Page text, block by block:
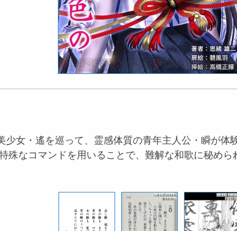
女・遙を巡って、霊感体質の青年主人公・瞬が
殊なコマンドを用いることで、難解な和歌に秘め